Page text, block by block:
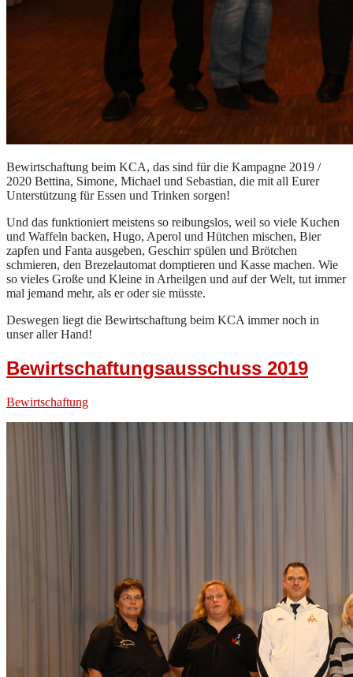
Bewirtschaftung beim KCA, das sind für die Kampagne 2019 /
2020 Bettina, Simone, Michael und Sebastian, die mit all Eurer
Unterstützung für Essen und Trinken sorgen!
Und das funktioniert meistens so reibungslos, weil so viele Kuchen
und Waffeln backen, Hugo, Aperol und Hütchen mischen, Bier
zapfen und Fanta ausgeben, Geschirr spülen und Brötchen
schmieren, den Brezelautomat domptieren und Kasse machen. Wie
so vieles Große und Kleine in Arheilgen und auf der Welt, tut immer
mal jemand mehr, als er oder sie müsste.
Deswegen liegt die Bewirtschaftung beim KCA immer noch in
unser aller Hand!
Bewirtschaftungsausschuss 2019
Bewirtschaftung